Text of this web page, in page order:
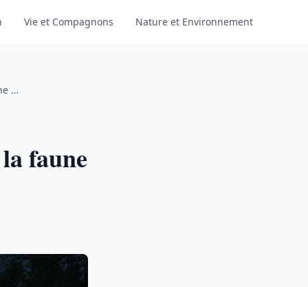
Vie et Compagnons Nature et Environnement
…
faune